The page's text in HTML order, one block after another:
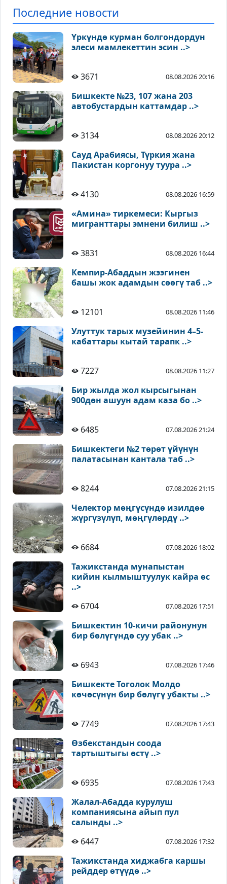
Последние новости
Үркүндө курман болгондордун
элеси мамлекеттин эсин ..>
3671 08.08.2026 20:16
Бишкекте №23, 107 жана 203
автобустардын каттамдар ..>
3134 08.08.2026 20:12
Сауд Арабиясы, Түркия жана
Пакистан коргонуу туура ..>
4130 08.08.2026 16:59
«Амина» тиркемеси: Кыргыз
мигранттары эмнени билиш ..>
3831 08.08.2026 16:44
Кемпир-Абаддын жээгинен
башы жок адамдын сөөгү таб ..>
12101 08.08.2026 11:46
Улуттук тарых музейинин 4–5-
кабаттары кытай тарапк ..>
7227 08.08.2026 11:27
Бир жылда жол кырсыгынан
900дөн ашуун адам каза бо ..>
6485 07.08.2026 21:24
Бишкектеги №2 төрөт үйүнүн
палатасынан кантала таб ..>
8244 07.08.2026 21:15
Челектор мөңгүсүндө изилдөө
жүргүзүлүп, мөңгүлөрдү ..>
6684 07.08.2026 18:02
Тажикстанда мунапыстан
кийин кылмыштуулук кайра өс
..>
6704
07.08.2026 17:51
Бишкектин 10-кичи районунун
бир бөлүгүндө суу убак ..>
6943 07.08.2026 17:46
Бишкекте Тоголок Молдо
көчөсүнүн бир бөлүгү убакты ..>
7749 07.08.2026 17:43
Өзбекстандын соода
тартыштыгы өстү ..>
6935 07.08.2026 17:43
Жалал-Абадда курулуш
компаниясына айып пул
салынды ..>
6447
07.08.2026 17:32
Тажикстанда хиджабга каршы
рейддер өтүүдө ..>